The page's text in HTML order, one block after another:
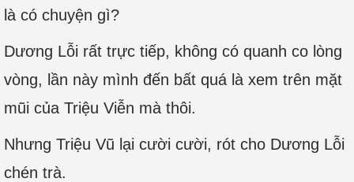
là có chuyện gì?
Dương Lỗi rất trực tiếp, không có quanh co lòng
vòng, lần này mình đến bất quá là xem trên mặt
mũi của Triệu Viễn mà thôi.
Nhưng Triệu Vũ lại cười cười, rót cho Dương Lỗi
chén trà.